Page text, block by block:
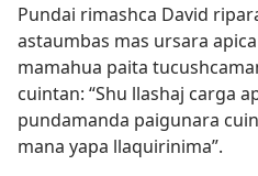
Pundai rimashca David
astaumbas mas ursara
mamahua paita
cuintan: “Shu llashaj carga
pundamanda paigunara
mana yapa llaquirinima”.